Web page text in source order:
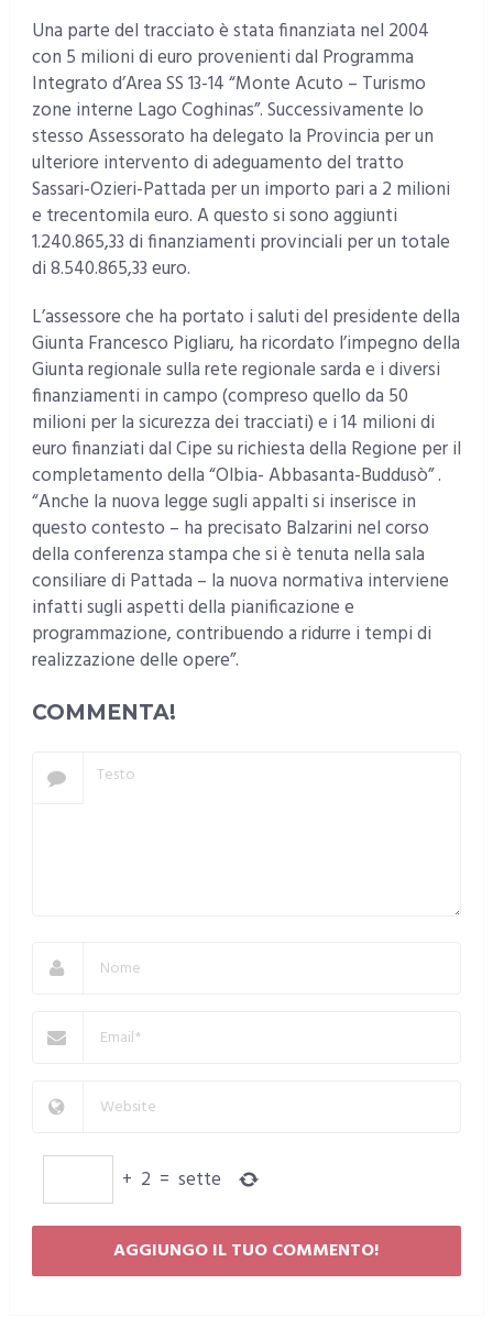
Una parte del tracciato è stata finanziata nel 2004
con 5 milioni di euro provenienti dal Programma
Integrato d’Area SS 13-14 “Monte Acuto – Turismo
zone interne Lago Coghinas”. Successivamente lo
stesso Assessorato ha delegato la Provincia per un
ulteriore intervento di adeguamento del tratto
Sassari-Ozieri-Pattada per un importo pari a 2 milioni
e trecentomila euro. A questo si sono aggiunti
1.240.865,33 di finanziamenti provinciali per un totale
di 8.540.865,33 euro.
L’assessore che ha portato i saluti del presidente della
Giunta Francesco Pigliaru, ha ricordato l’impegno della
Giunta regionale sulla rete regionale sarda e i diversi
finanziamenti in campo (compreso quello da 50
milioni per la sicurezza dei tracciati) e i 14 milioni di
euro finanziati dal Cipe su richiesta della Regione per il
completamento della “Olbia- Abbasanta-Buddusò” .
“Anche la nuova legge sugli appalti si inserisce in
questo contesto – ha precisato Balzarini nel corso
della conferenza stampa che si è tenuta nella sala
consiliare di Pattada – la nuova normativa interviene
infatti sugli aspetti della pianificazione e
programmazione, contribuendo a ridurre i tempi di
realizzazione delle opere”.
COMMENTA!
+ 2 = sette